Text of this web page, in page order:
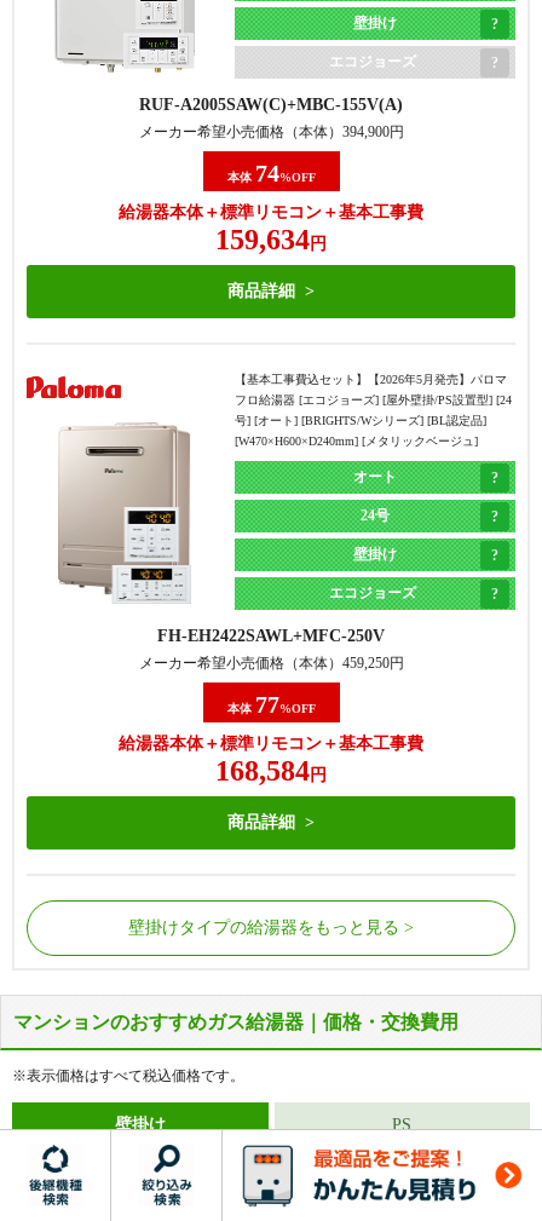
壁掛け
エコジョーズ
RUF-A2005SAW(C) MBC-155V(A)
メーカー希望小売価格（本体） 394,900円
本体 74%OFF
給湯器本体＋標準リモコン＋基本工事費
159,634 円
商品詳細
【基本工事費込セット】
【2026年5月発売】パロマ
フロ給湯器 [エコジョーズ] [屋外壁掛/PS設置型] [24
号] [オート] [BRIGHTS/Wシリーズ] [BL認定品]
[W470×H600×D240mm] [メタリックベージュ]
オート
24号
壁掛け
エコジョーズ
FH-EH2422SAWL MFC-250V
メーカー希望小売価格（本体） 459,250円
本体 77%OFF
給湯器本体＋標準リモコン＋基本工事費
168,584 円
商品詳細
壁掛けタイプの給湯器をもっと見る
屋外の床に据置で設置されているタイプの給湯器で
給湯器側面から配管が接続されています。
浴槽にある循環金具の数が1つだけの場合に該当し
ます。
【基本工事費込セット】リンナイ 給湯専用給湯器 [エ
屋外の床に据置で設置されているタイプの給湯器で
給湯器側面から配管が接続されています。
浴槽にある循環金具の数が2つの場合に該当しま
す。
マンションのおすすめガス給湯器｜価格・交換費用
※表示価格はすべて税込価格です。
壁掛け
タイプ
マンション壁掛けのおすすめ給湯器｜交換費用
PS
タイプ